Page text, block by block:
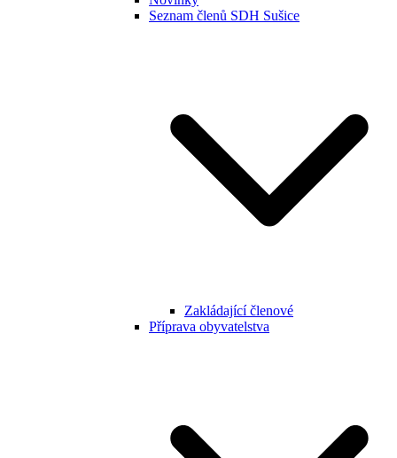
Seznam členů SDH Sušice
Zakládající členové
Příprava obyvatelstva